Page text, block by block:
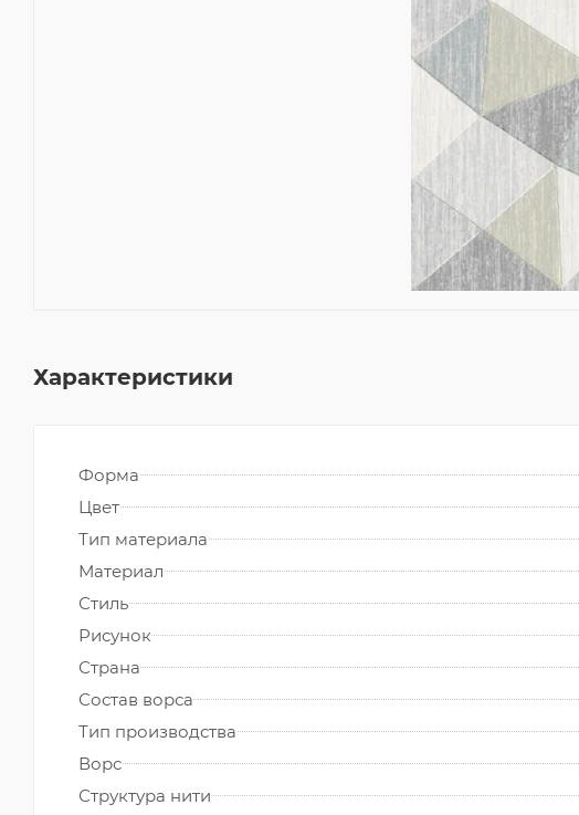
Характеристики
Форма
Цвет
Тип материала
Материал
Стиль
Рисунок
Страна
Состав ворса
Тип производства
Ворс
Структура нити